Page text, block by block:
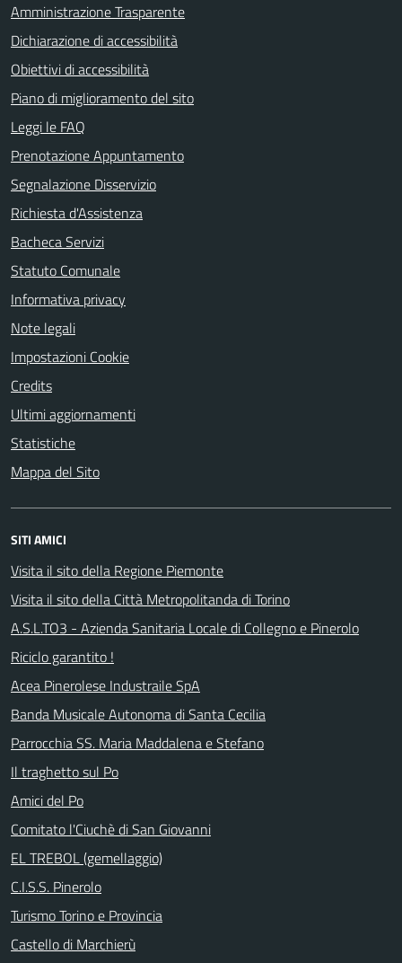
Amministrazione Trasparente
Dichiarazione di accessibilità
Obiettivi di accessibilità
Piano di miglioramento del sito
Leggi le FAQ
Prenotazione Appuntamento
Segnalazione Disservizio
Richiesta d'Assistenza
Bacheca Servizi
Statuto Comunale
Informativa privacy
Note legali
Impostazioni Cookie
Credits
Ultimi aggiornamenti
Statistiche
Mappa del Sito
SITI AMICI
Visita il sito della Regione Piemonte
Visita il sito della Città Metropolitanda di Torino
A.S.L.TO3 - Azienda Sanitaria Locale di Collegno e Pinerolo
Riciclo garantito !
Acea Pinerolese Industraile SpA
Banda Musicale Autonoma di Santa Cecilia
Parrocchia SS. Maria Maddalena e Stefano
Il traghetto sul Po
Amici del Po
Comitato l'Ciuchè di San Giovanni
EL TREBOL (gemellaggio)
C.I.S.S. Pinerolo
Turismo Torino e Provincia
Castello di Marchierù